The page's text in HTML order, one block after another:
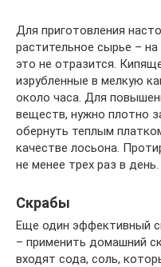
Для приготовления
растительное сырье –
это не отразится.
изрубленные в мелкую
около часа. Для
веществ, нужно плотно
обернуть теплым
качестве лосьона.
не менее трех раз в день.
Скрабы
Еще один эффективный
– применить домашний
входят сода, соль,